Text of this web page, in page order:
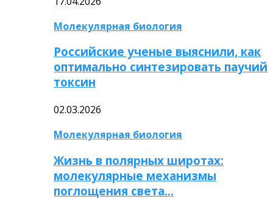
Молекулярная биология
Российские ученые выяснили, как
оптимально синтезировать паучий
токсин
02.03.2026
Молекулярная биология
Жизнь в полярных широтах:
молекулярные механизмы
поглощения света…